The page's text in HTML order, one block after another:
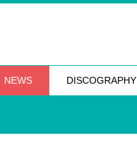
NEWS DISCOGRAPHY